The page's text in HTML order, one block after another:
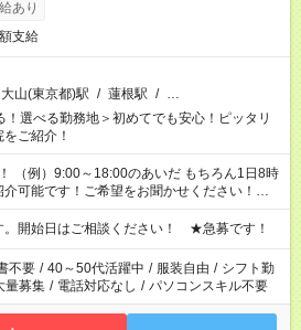
あり
支給
大山(東京都)駅 / 蓮根駅 / …
！選べる勤務地＞初めてでも安心！ピッタリ
ご紹介！
（例）9:00～18:00のあいだ もちろん1日8時
介可能です！ご希望をお聞かせください！★家
必要な場合も遠慮なくご相談ください。 ※
勤務が必要です
。開始日はご相談ください！ ★急募です！
不要 / 40～50代活躍中 / 服装自由 / シフト勤
量募集 / 電話対応なし / パソコンスキル不要